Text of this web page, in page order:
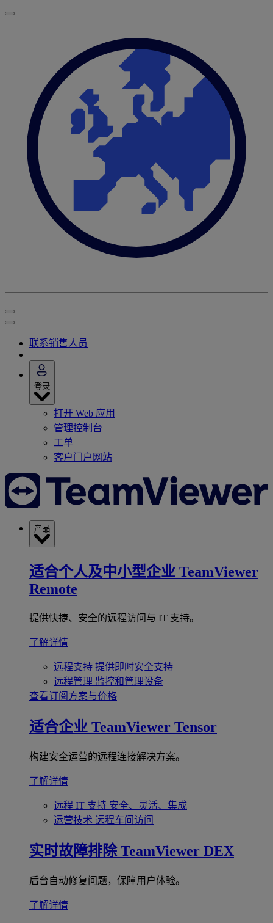
联系销售人员
登录
打开 Web 应用
管理控制台
工单
客户门户网站
产品
适合个人及中小型企业 TeamViewer
Remote
提供快捷、安全的远程访问与 IT 支持。
了解详情
远程支持 提供即时安全支持
远程管理 监控和管理设备
查看订阅方案与价格
适合企业 TeamViewer Tensor
构建安全运营的远程连接解决方案。
了解详情
远程 IT 支持 安全、灵活、集成
运营技术 远程车间访问
实时故障排除 TeamViewer DEX
后台自动修复问题，保障用户体验。
了解详情